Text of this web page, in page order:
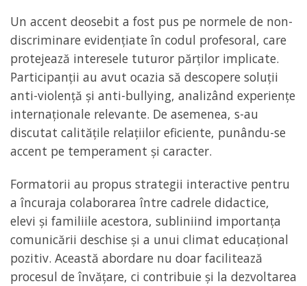
Un accent deosebit a fost pus pe normele de non-
discriminare evidențiate în codul profesoral, care
protejează interesele tuturor părților implicate.
Participanții au avut ocazia să descopere soluții
anti-violență și anti-bullying, analizând experiențe
internaționale relevante. De asemenea, s-au
discutat calitățile relațiilor eficiente, punându-se
accent pe temperament și caracter.
Formatorii au propus strategii interactive pentru
a încuraja colaborarea între cadrele didactice,
elevi și familiile acestora, subliniind importanța
comunicării deschise și a unui climat educațional
pozitiv. Această abordare nu doar facilitează
procesul de învățare, ci contribuie și la dezvoltarea